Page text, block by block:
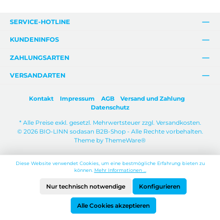
SERVICE-HOTLINE
KUNDENINFOS
ZAHLUNGSARTEN
VERSANDARTEN
Kontakt Impressum AGB
Versand und Zahlung
Datenschutz
* Alle Preise exkl. gesetzl. Mehrwertsteuer zzgl. Versandkosten.
© 2026 BIO-LINN sodasan B2B-Shop - Alle Rechte vorbehalten.
Theme by ThemeWare®
Diese Website verwendet Cookies, um eine bestmögliche Erfahrung bieten zu
können. Mehr Informationen ...
Nur technisch notwendige Konfigurieren
Alle Cookies akzeptieren